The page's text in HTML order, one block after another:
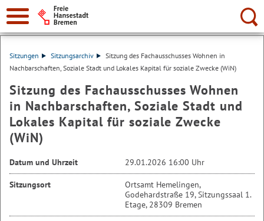
Suche:
Sitzungen Sitzungsarchiv
Sitzung des Fachausschusses Wohnen in
Nachbarschaften, Soziale Stadt und Lokales Kapital für soziale Zwecke (WiN)
Sitzung des Fachausschusses Wohnen
in Nachbarschaften, Soziale Stadt und
Lokales Kapital für soziale Zwecke
(WiN)
Datum und Uhrzeit 29.01.2026 16:00 Uhr
Sitzungsort
Ortsamt Hemelingen,
Godehardstraße 19, Sitzungssaal 1.
Etage, 28309 Bremen